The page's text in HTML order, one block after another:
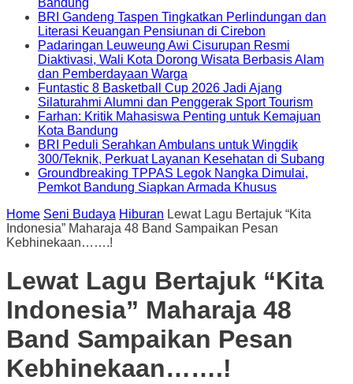
BRI Gandeng Taspen Tingkatkan Perlindungan dan
Literasi Keuangan Pensiunan di Cirebon
Padaringan Leuweung Awi Cisurupan Resmi
Diaktivasi, Wali Kota Dorong Wisata Berbasis Alam
dan Pemberdayaan Warga
Funtastic 8 Basketball Cup 2026 Jadi Ajang
Silaturahmi Alumni dan Penggerak Sport Tourism
Farhan: Kritik Mahasiswa Penting untuk Kemajuan
Kota Bandung
BRI Peduli Serahkan Ambulans untuk Wingdik
300/Teknik, Perkuat Layanan Kesehatan di Subang
Groundbreaking TPPAS Legok Nangka Dimulai,
Pemkot Bandung Siapkan Armada Khusus
Home Seni Budaya Hiburan Lewat Lagu Bertajuk “Kita
Indonesia” Maharaja 48 Band Sampaikan Pesan
Kebhinekaan…….!
Lewat Lagu Bertajuk “Kita
Indonesia” Maharaja 48
Band Sampaikan Pesan
Kebhinekaan…….!